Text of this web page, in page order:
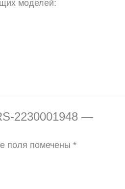
моделей:
2230001948 —
поля помечены*